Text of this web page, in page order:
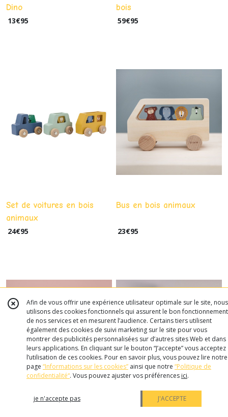
Dino
13€95
bois
59€95
Set de voitures en bois
animaux
24€95
Bus en bois animaux
23€95
Afin de vous offrir une expérience utilisateur optimale sur le site, nous
utilisons des cookies fonctionnels qui assurent le bon fonctionnement
de nos services et en mesurent l’audience. Certains tiers utilisent
également des cookies de suivi marketing sur le site pour vous
montrer des publicités personnalisées sur d’autres sites Web et dans
leurs applications. En cliquant sur le bouton “J’accepte” vous acceptez
l’utilisation de ces cookies. Pour en savoir plus, vous pouvez lire notre
page “Informations sur les cookies” ainsi que notre “Politique de
confidentialité“. Vous pouvez ajuster vos préférences ici.
je n'accepte pas J'ACCEPTE